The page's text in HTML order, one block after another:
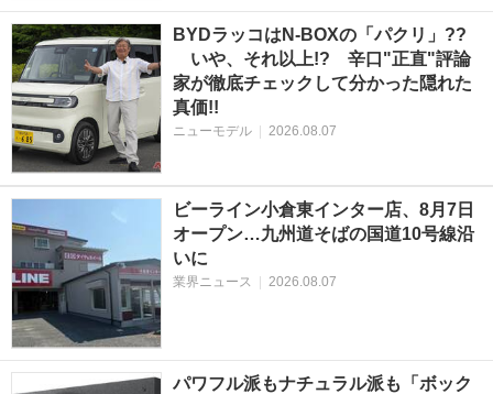
BYDラッコはN-BOXの「パクリ」??
いや、それ以上!? 辛口"正直"評論
家が徹底チェックして分かった隠れた
真価!!
ニューモデル 2026.08.07
ビーライン小倉東インター店、8月7日
オープン…九州道そばの国道10号線沿
いに
業界ニュース 2026.08.07
パワフル派もナチュラル派も「ボック